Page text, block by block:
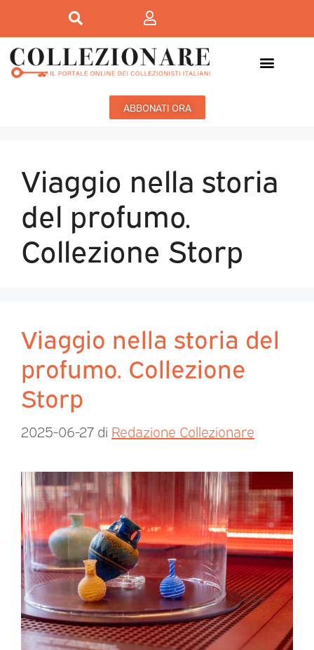
ABBONATI ORA
Viaggio nella storia
del profumo.
Collezione Storp
Viaggio nella storia del
profumo. Collezione
Storp
2025-06-27 di Redazione Collezionare